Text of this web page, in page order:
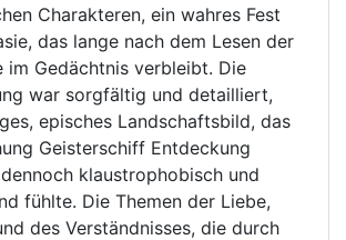
Charakteren, ein wahres Fest
das lange nach dem Lesen der
im Gedächtnis verbleibt. Die
war sorgfältig und detailliert,
episches Landschaftsbild, das
Geisterschiff Entdeckung
klaustrophobisch und
fühlte. Die Themen der Liebe,
des Verständnisses, die durch